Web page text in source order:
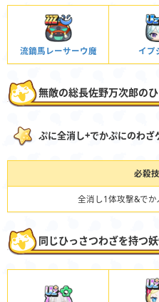
流鏑馬レーサーウ魔 イプ
無敵の総長佐野万次郎の
ぷに全消し+でかぷにのわざ
必殺
全消し1体攻撃&で
同じひっさつわざを持つ